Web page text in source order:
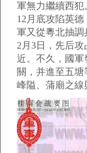
軍無力繼續西
12月底攻陷英德
軍又從粵北抽調
2月3日，先后
近。不久，國軍
關，并進至五
峰隘、蒲廟之線